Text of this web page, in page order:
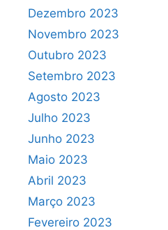
Dezembro 2023
Novembro 2023
Outubro 2023
Setembro 2023
Agosto 2023
Julho 2023
Junho 2023
Maio 2023
Abril 2023
Março 2023
Fevereiro 2023